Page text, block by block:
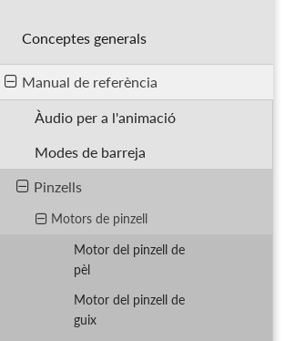
Conceptes generals
Manual de referència
Àudio per a l'animació
Modes de barreja
Pinzells
Motors de pinzell
Motor del pinzell de
pèl
Motor del pinzell de
guix